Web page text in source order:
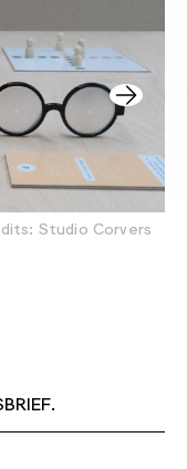
Studio Corvers